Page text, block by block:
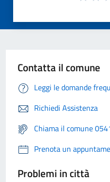
Contatta il comune
Leggi le domande
Richiedi Assistenza
Chiama il comune
Prenota un
Problemi in città